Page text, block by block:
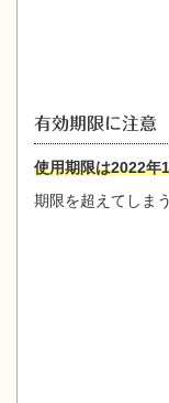
有効期限に注意
使用期限は2022年
期限を超えてしま